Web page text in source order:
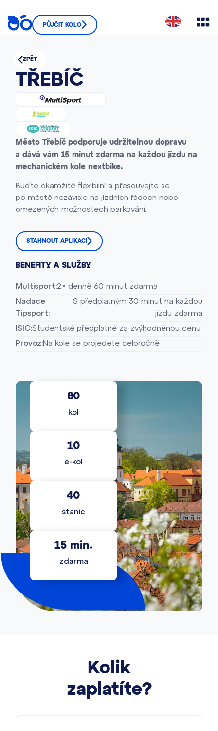
PŮJČIT KOLO
ZPĚT
TŘEBÍČ
Město Třebíč podporuje udržitelnou dopravu
a dává vám 15 minut zdarma na každou jízdu na
mechanickém kole nextbike.
Buďte okamžitě flexibilní a přesouvejte se
po městě nezávisle na jízdních řádech nebo
omezených možnostech parkování.
STAHNOUT APLIKACI
BENEFITY A SLUŽBY
Multisport:2× denně 60 minut zdarma
Nadace
Tipsport:
S předplatným 30 minut na každou
jízdu zdarma
ISIC:Studentské předplatné za zvýhodněnou cenu
Provoz:Na kole se projedete celoročně
kol
80
e-kol
10
stanic
40
zdarma
15 min.
Kolik
zaplatíte?